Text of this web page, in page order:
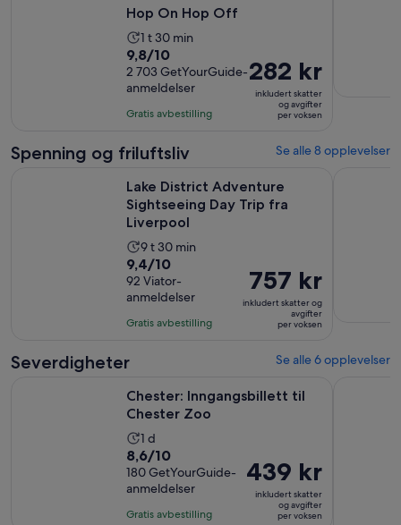
Hop On Hop Off
Aktivitetens
varighet
er
1
time
30
1 t 30 min
9.8
av
10
med
anmeldelser
9,8/10
2 703 GetYourGuide-
anmeldelser
Gratis avbestilling
Prisen
er
282 kr
282 kr
inkludert skatter
og avgifter
per voksen
Spenning og friluftsliv Se alle 8 opplevelser
Lake District Adventure
Sightseeing Day Trip fra
Liverpool
Aktivitetens
varighet
er
9
timer
9 t 30 min
9.4
av
10
med
anmeldelser
9,4/10
92 Viator-
anmeldelser
Gratis avbestilling
Prisen
er
757 kr
757 kr
inkludert skatter og
avgifter
per voksen
Severdigheter Se alle 6 opplevelser
Chester: Inngangsbillett til
Chester Zoo
Aktivitetens
varighet
er
1
dag
1 d
8.6
av
10
med
8,6/10
180 GetYourGuide-
anmeldelser
Gratis avbestilling
Prisen
er
439 kr
439 kr
inkludert skatter
og avgifter
per voksen